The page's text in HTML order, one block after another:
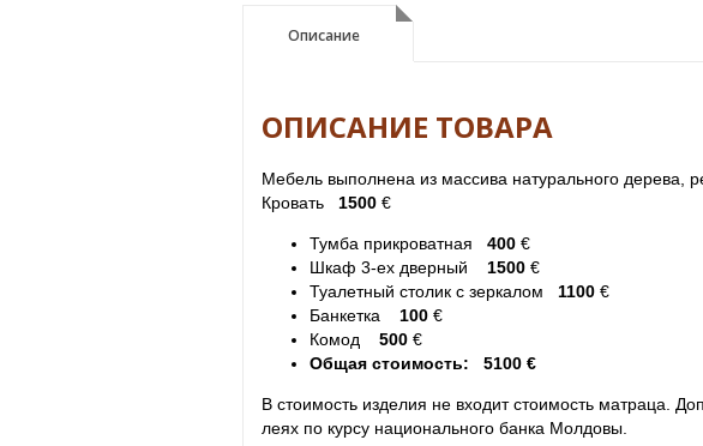
Описание
Описание
ОПИСАНИЕ ТОВАРА
Мебель выполнена из массива натурального дерева,
Кровать 1500 €
Тумба прикроватная 400 €
Шкаф 3-ех дверный 1500 €
Туалетный столик с зеркалом 1100 €
Банкетка 100 €
Комод
500 €
Общая стоимость: 5100 €
В стоимость изделия не входит стоимость матраца.
леях по курсу национального банка Молдовы.